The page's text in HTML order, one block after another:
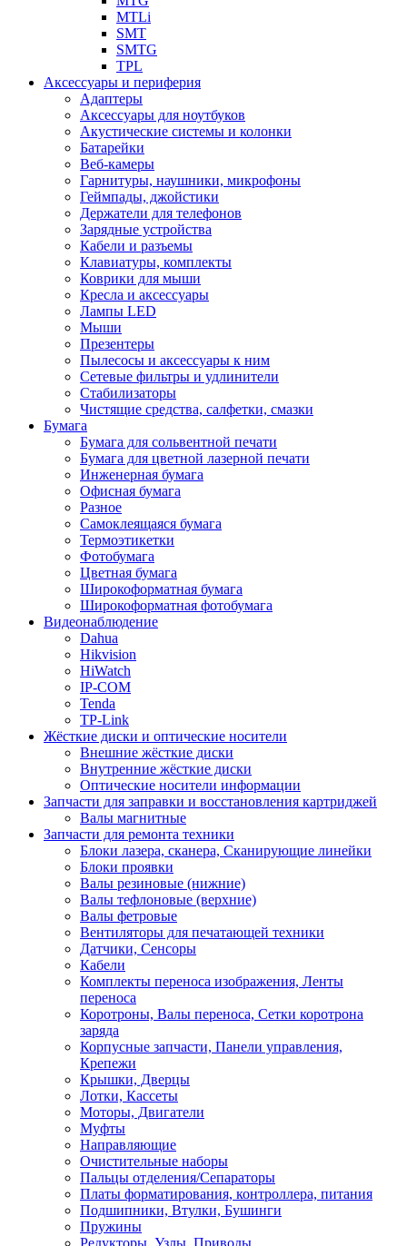
MTLi
SMT
SMTG
TPL
Аксессуары и периферия
Адаптеры
Аксессуары для ноутбуков
Акустические системы и колонки
Батарейки
Веб-камеры
Гарнитуры, наушники, микрофоны
Геймпады, джойстики
Держатели для телефонов
Зарядные устройства
Кабели и разъемы
Клавиатуры, комплекты
Коврики для мыши
Кресла и аксессуары
Лампы LED
Мыши
Презентеры
Пылесосы и аксессуары к ним
Сетевые фильтры и удлинители
Стабилизаторы
Чистящие средства, салфетки, смазки
Бумага
Бумага для сольвентной печати
Бумага для цветной лазерной печати
Инженерная бумага
Офисная бумага
Разное
Самоклеящаяся бумага
Термоэтикетки
Фотобумага
Цветная бумага
Широкоформатная бумага
Широкоформатная фотобумага
Видеонаблюдение
Dahua
Hikvision
HiWatch
IP-COM
Tenda
TP-Link
Жёсткие диски и оптические носители
Внешние жёсткие диски
Внутренние жёсткие диски
Оптические носители информации
Запчасти для заправки и восстановления картриджей
Валы магнитные
Запчасти для ремонта техники
Блоки лазера, сканера, Сканирующие линейки
Блоки проявки
Валы резиновые (нижние)
Валы тефлоновые (верхние)
Валы фетровые
Вентиляторы для печатающей техники
Датчики, Сенсоры
Кабели
Комплекты переноса изображения, Ленты
переноса
Коротроны, Валы переноса, Сетки коротрона
заряда
Корпусные запчасти, Панели управления,
Крепежи
Крышки, Дверцы
Лотки, Кассеты
Моторы, Двигатели
Муфты
Направляющие
Очистительные наборы
Пальцы отделения/Сепараторы
Платы форматирования, контроллера, питания
Подшипники, Втулки, Бушинги
Пружины
Редукторы, Узлы, Приводы